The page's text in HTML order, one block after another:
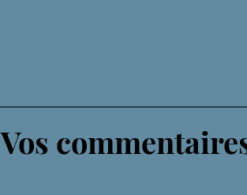
Vos